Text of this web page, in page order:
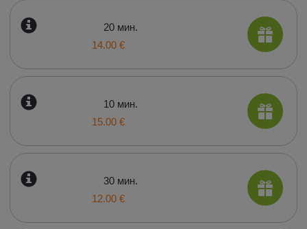
20 мин.
14.00 €
10 мин.
15.00 €
30 мин.
12.00 €